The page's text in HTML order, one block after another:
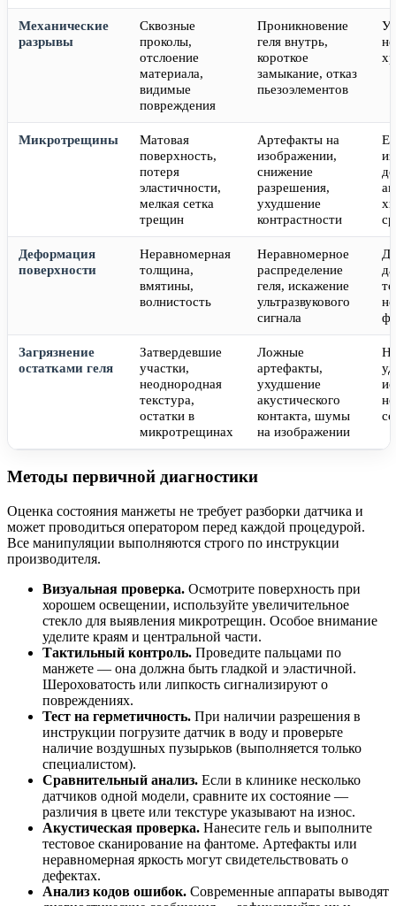
Механические
разрывы
Сквозные
проколы,
отслоение
материала,
видимые
повреждения
Проникновение
геля внутрь,
короткое
замыкание, отказ
пьезоэлементов
Микротрещины
Матовая
поверхность,
потеря
эластичности,
мелкая сетка
трещин
Артефакты на
изображении,
снижение
разрешения,
ухудшение
контрастности
Деформация
поверхности
Неравномерная
толщина,
вмятины,
волнистость
Неравномерное
распределение
геля, искажение
ультразвукового
сигнала
Загрязнение
остатками геля
Затвердевшие
участки,
неоднородная
текстура,
остатки в
микротрещинах
Ложные
артефакты,
ухудшение
акустического
контакта, шумы
на изображении
Методы первичной диагностики
Оценка состояния манжеты не требует разборки датчика и
может проводиться оператором перед каждой процедурой.
Все манипуляции выполняются строго по инструкции
производителя.
Визуальная проверка. Осмотрите поверхность при
хорошем освещении, используйте увеличительное
стекло для выявления микротрещин. Особое внимание
уделите краям и центральной части.
Тактильный контроль. Проведите пальцами по
манжете — она должна быть гладкой и эластичной.
Шероховатость или липкость сигнализируют о
повреждениях.
Тест на герметичность. При наличии разрешения в
инструкции погрузите датчик в воду и проверьте
наличие воздушных пузырьков (выполняется только
специалистом).
Сравнительный анализ. Если в клинике несколько
датчиков одной модели, сравните их состояние —
различия в цвете или текстуре указывают на износ.
Акустическая проверка. Нанесите гель и выполните
тестовое сканирование на фантоме. Артефакты или
неравномерная яркость могут свидетельствовать о
дефектах.
Анализ кодов ошибок. Современные аппараты выводят